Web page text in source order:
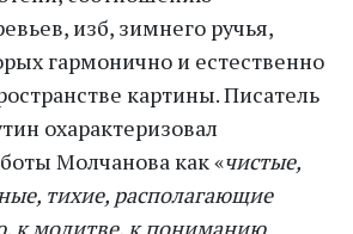
изб, зимнего ручья,
гармонично и естественно
картины. Писатель
охарактеризовал
Молчанова как «чистые,
тихие, располагающие
к молитве, к пониманию